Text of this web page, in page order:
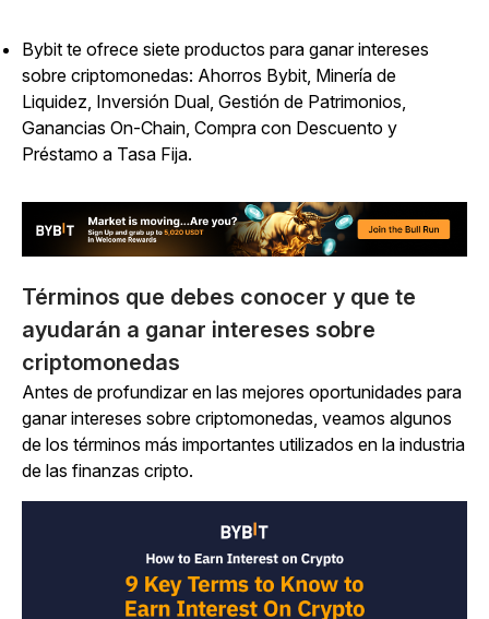
Bybit te ofrece siete productos para ganar intereses
sobre criptomonedas: Ahorros Bybit, Minería de
Liquidez, Inversión Dual, Gestión de Patrimonios,
Ganancias On-Chain, Compra con Descuento y
Préstamo a Tasa Fija.
Términos que debes conocer y que te
ayudarán a ganar intereses sobre
criptomonedas
Antes de profundizar en las mejores oportunidades para
ganar intereses sobre criptomonedas, veamos algunos
de los términos más importantes utilizados en la industria
de las finanzas cripto.